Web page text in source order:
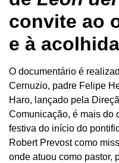
convite ao
e à acolhida
O documentário é
Cernuzio, padre Felipe
Haro, lançado pela
Comunicação, é mais do
festiva do início do
Robert Prevost como
onde atuou como pastor,